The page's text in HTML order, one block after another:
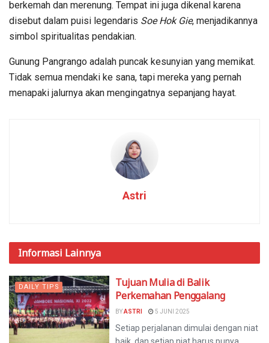
berkemah dan merenung. Tempat ini juga dikenal karena
disebut dalam puisi legendaris Soe Hok Gie, menjadikannya
simbol spiritualitas pendakian.
Gunung Pangrango adalah puncak kesunyian yang memikat.
Tidak semua mendaki ke sana, tapi mereka yang pernah
menapaki jalurnya akan mengingatnya sepanjang hayat.
Astri
Informasi Lainnya
DAILY TIPS
Tujuan Mulia di Balik
Perkemahan Penggalang
BYASTRI 5 JUNI 2025
Setiap perjalanan dimulai dengan niat